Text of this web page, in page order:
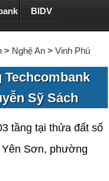
BIDV
> Nghệ An > Vinh Phú
Sỹ Sách
tầng tại thửa đất số
Sơn, phường